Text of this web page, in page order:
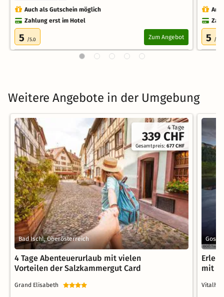
Auch als Gutschein möglich
Zahlung erst im Hotel
5 /5.0 Zum Angebot 5 /5.0
Weitere Angebote in der Umgebung
4 Tage
339 CHF
Gesamtpreis:677 CHF
Bad Ischl, Oberösterreich
4 Tage Abenteuerurlaub mit vielen
Vorteilen der Salzkammergut Card
Grand Elisabeth
mit AI